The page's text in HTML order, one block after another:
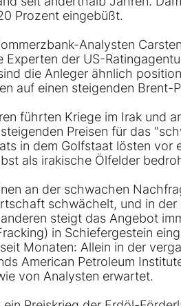
Prozent eingebüßt.
Analysten
Experten der US-
die Anleger ähnlich
auf einen steigenden Brent-
führten Kriege im Irak und
Preisen für das
in dem Golfstaat lösten vor
als irakische Ölfelder
an der schwachen
schwächelt, und in
steigt das Angebot
in Schiefergestein
Monaten: Allein in der
American Petroleum
von Analysten erwartet.